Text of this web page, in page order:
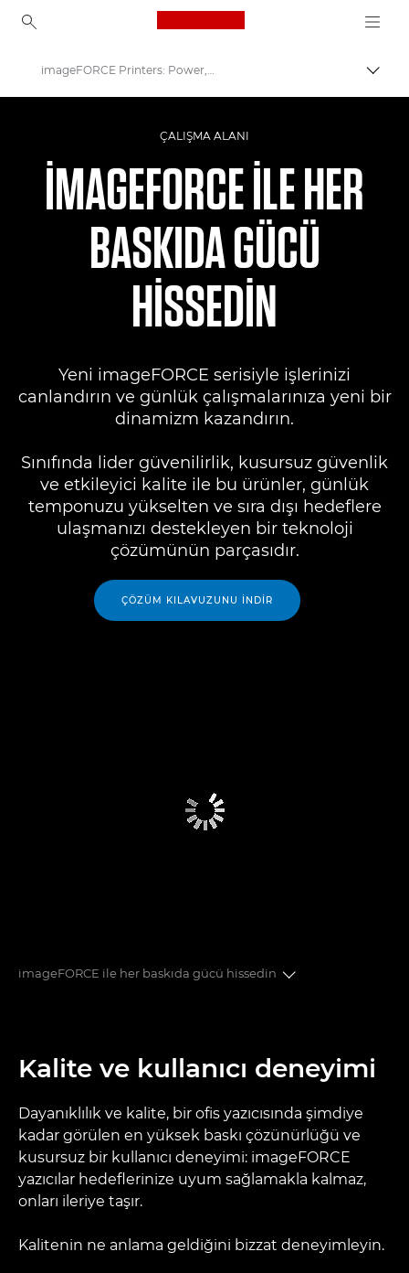
Canon Logo, back to
İçerik
Çözümler ve Hizmetler
imageFORCE Printers: Power, Security & Quality for Business
ÇALIŞMA ALANI
IMAGEFORCE ILE HER
BASKIDA GÜCÜ
HISSEDIN
Yeni imageFORCE serisiyle işlerinizi
canlandırın ve günlük çalışmalarınıza yeni bir
dinamizm kazandırın.
Sınıfında lider güvenilirlik, kusursuz güvenlik
ve etkileyici kalite ile bu ürünler, günlük
temponuzu yükselten ve sıra dışı hedeflere
ulaşmanızı destekleyen bir teknoloji
çözümünün parçasıdır.
ÇÖZÜM KILAVUZUNU İNDIR
imageFORCE ile her baskıda gücü hissedin
GÜVENLİK
SÜRDÜRÜLEBİLİRLİK
DİJİTAL DÖNÜŞÜM
ÜRÜN MERKEZİ
Kalite ve kullanıcı deneyimi
Dayanıklılık ve kalite, bir ofis yazıcısında şimdiye
kadar görülen en yüksek baskı çözünürlüğü ve
kusursuz bir kullanıcı deneyimi: imageFORCE
yazıcılar hedeflerinize uyum sağlamakla kalmaz,
onları ileriye taşır.
Kalitenin ne anlama geldiğini bizzat deneyimleyin.